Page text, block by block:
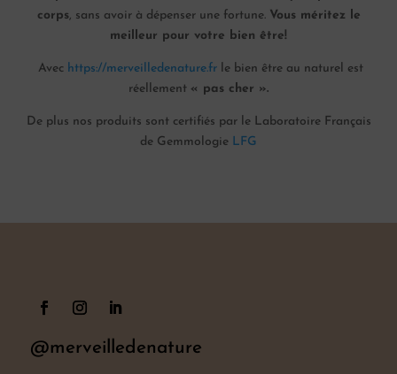
corps, sans avoir à dépenser une fortune. Vous méritez le
meilleur pour votre bien être!
Avec https://merveilledenature.frle bien être au naturel est
réellement « pas cher ».
De plus nos produits sont certifiés par le Laboratoire Français
de Gemmologie LFG
@merveilledenature